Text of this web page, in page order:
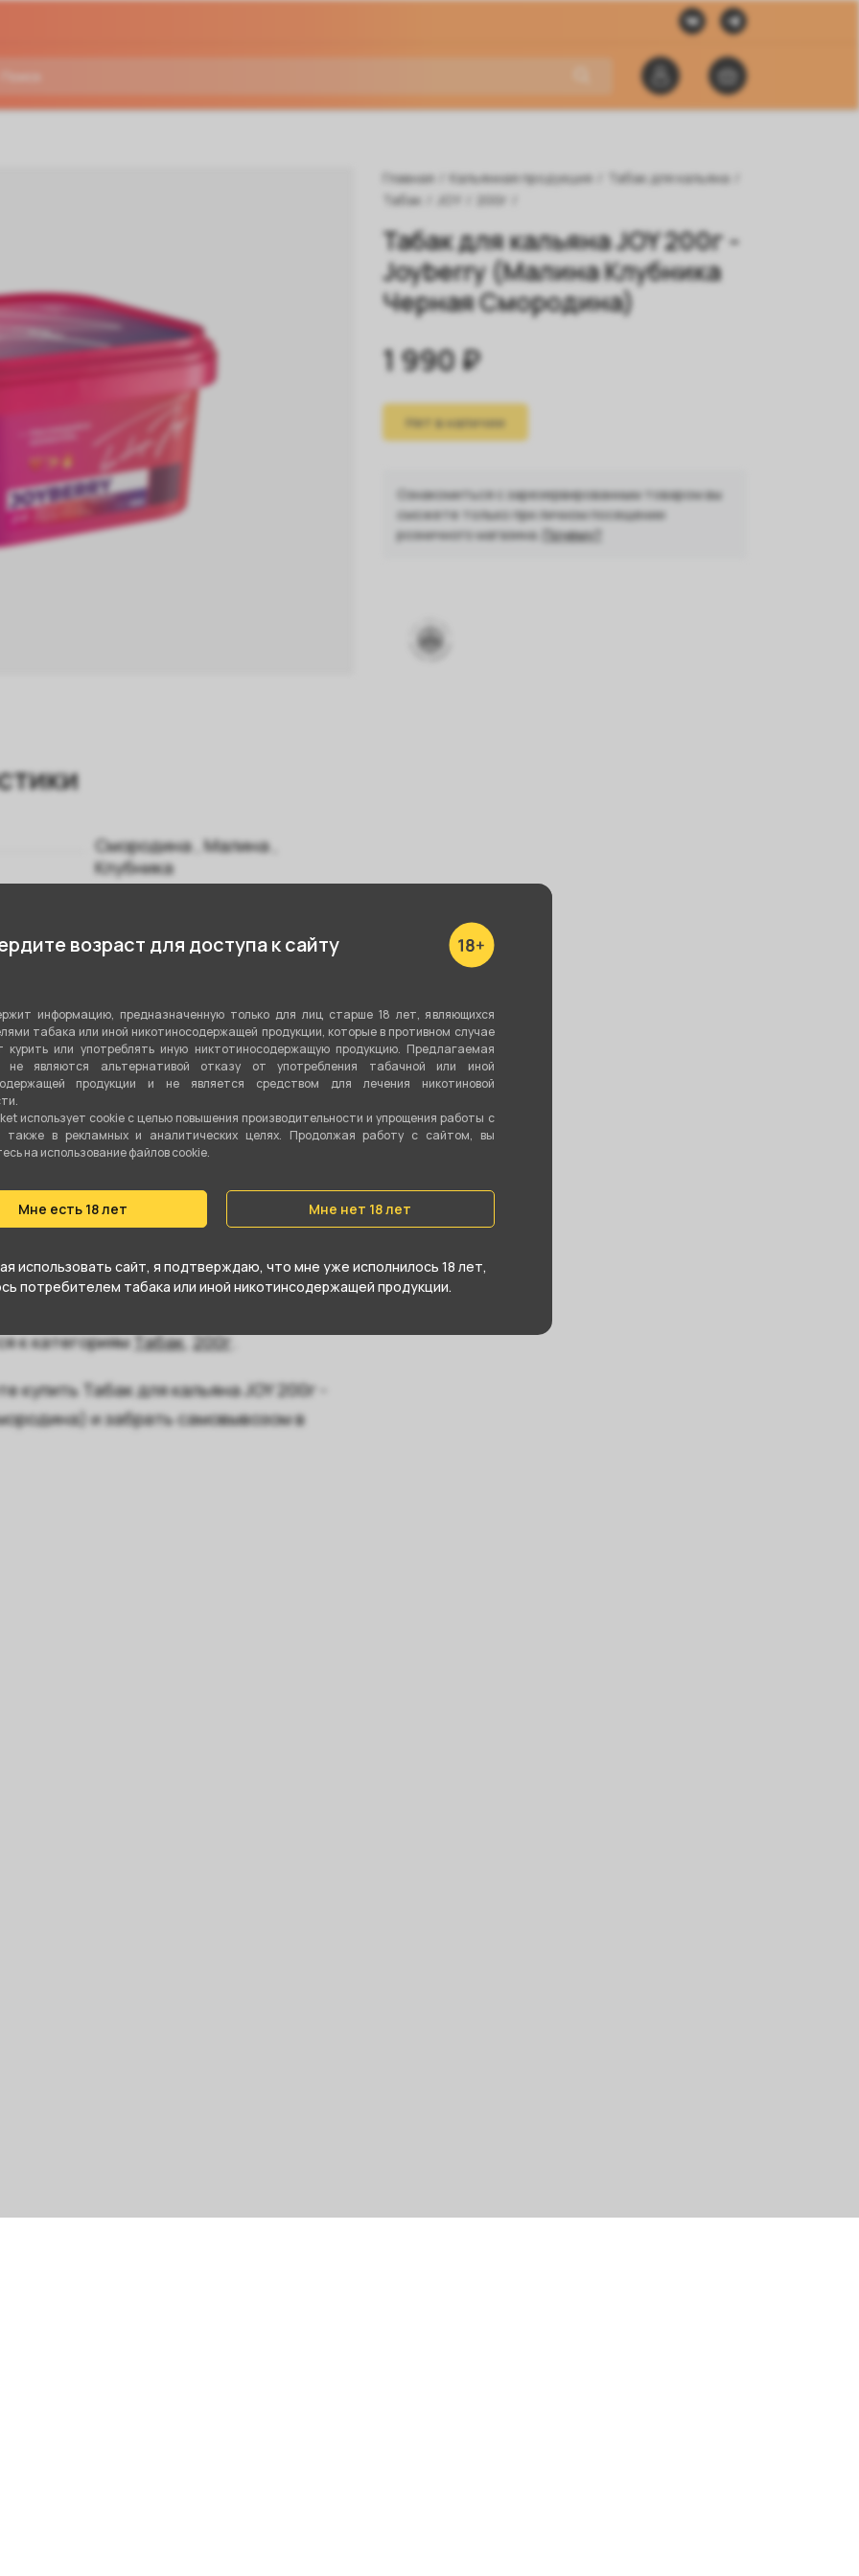
возраст для доступа к сайту
информацию, предназначенную только для лиц старше 18 лет, являющихся
табака или иной никотиносодержащей продукции, которые в противном случае
курить или употреблять иную никтотиносодержащую продукцию. Предлагаемая
не являются альтернативой отказу от употребления табачной или иной
продукции и не является средством для лечения никотиновой
использует cookie c целью повышения производительности и упрощения работы с
также в рекламных и аналитических целях. Продолжая работу с сайтом, вы
на использование файлов cookie.
Мне есть 18 лет Мне нет 18 лет
использовать сайт, я подтверждаю, что мне уже исполнилось 18 лет,
потребителем табака или иной никотинсодержащей продукции.
Смородина,Малина,
Клубника
Микс
Бёрли
200 гр
Да
Средний
(Малина Клубника Черная Смородина)
к категориямТабак,200г.
Табак для кальяна JOY 200г -
и забрать самовывозом в
Главная Кальянная продукция Табак для кальяна
Табак
JOY 200г
Табак для кальяна JOY 200г -
Joyberry (Малина Клубника
Черная Смородина)
1 990 ₽
Нет в наличии
Ознакомиться с зарезервированным товаром вы
сможете только при личном посещении
розничного магазина. Почему?